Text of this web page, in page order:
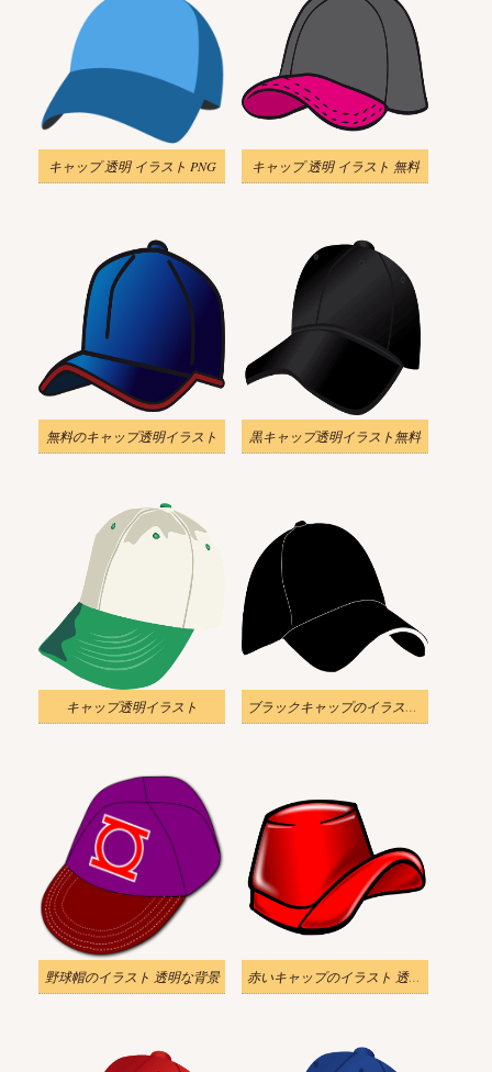
キャップ 透明 イラスト PNG キャップ 透明 イラスト 無料
無料のキャップ透明イラスト 黒キャップ透明イラスト無料
キャップ透明イラスト ブラックキャップのイラスト 透明
野球帽のイラスト 透明な背景 赤いキャップのイラスト 透明な背景